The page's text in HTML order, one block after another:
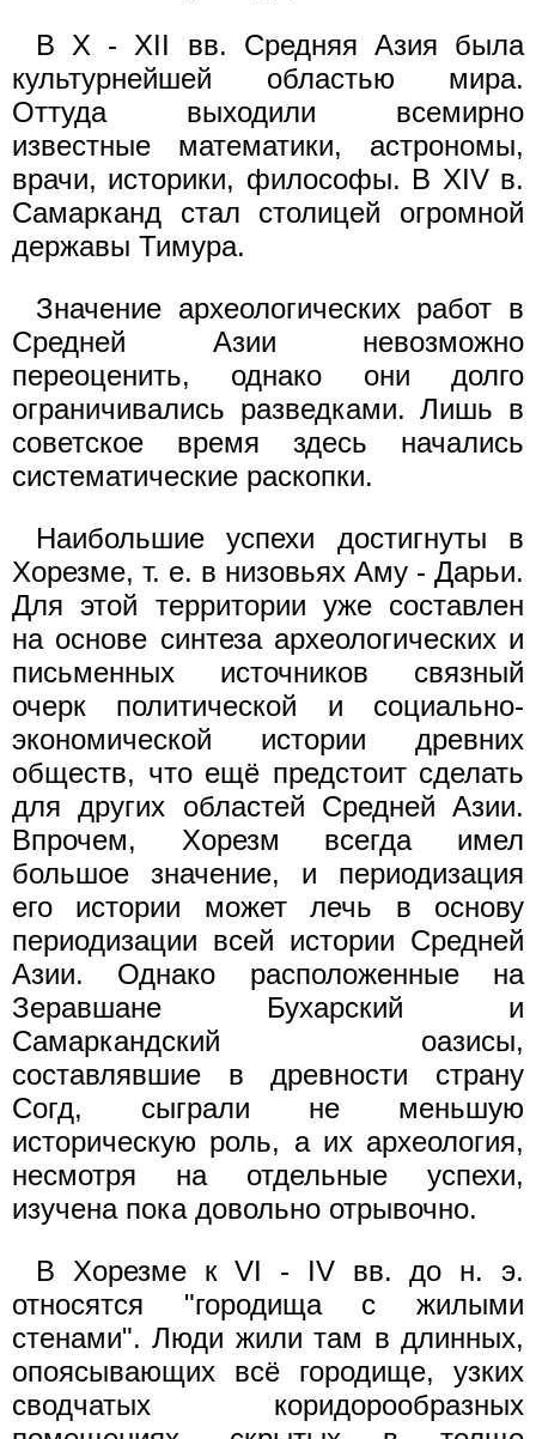
В X - XII вв. Средняя Азия была
культурнейшей областью мира.
Оттуда выходили всемирно
известные математики, астрономы,
врачи, историки, философы. В XIV в.
Самарканд стал столицей огромной
державы Тимура.
Значение археологических работ в
Средней Азии невозможно
переоценить, однако они долго
ограничивались разведками. Лишь в
советское время здесь начались
систематические раскопки.
Наибольшие успехи достигнуты в
Хорезме, т. е. в низовьях Аму - Дарьи.
Для этой территории уже составлен
на основе синтеза археологических и
письменных источников связный
очерк политической и социально-
экономической истории древних
обществ, что ещё предстоит сделать
для других областей Средней Азии.
Впрочем, Хорезм всегда имел
большое значение, и периодизация
его истории может лечь в основу
периодизации всей истории Средней
Азии. Однако расположенные на
Зеравшане Бухарский и
Самаркандский оазисы,
составлявшие в древности страну
Согд, сыграли не меньшую
историческую роль, а их археология,
несмотря на отдельные успехи,
изучена пока довольно отрывочно.
В Хорезме к VI - IV вв. до н. э.
относятся "городища с жилыми
стенами". Люди жили там в длинных,
опоясывающих всё городище, узких
сводчатых коридорообразных